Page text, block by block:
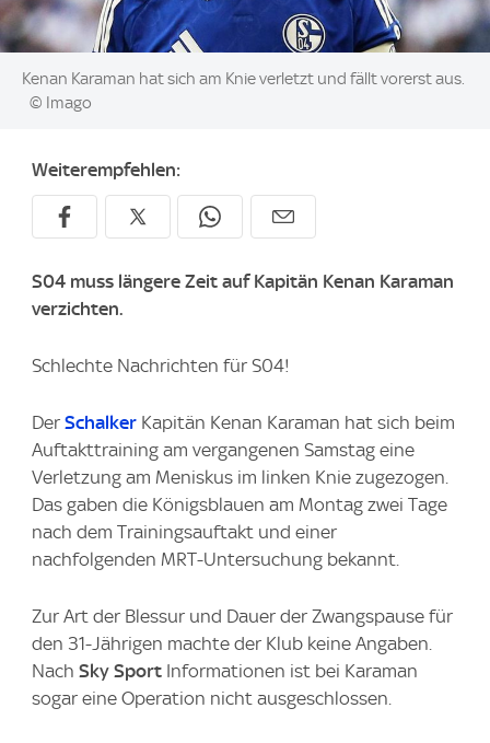
Image:
Kenan Karaman hat sich am Knie verletzt und fällt vorerst aus.
© Imago
Weiterempfehlen:
S04 muss längere Zeit auf Kapitän Kenan Karaman
verzichten.
Schlechte Nachrichten für S04!
Der Schalker Kapitän Kenan Karaman hat sich beim
Auftakttraining am vergangenen Samstag eine
Verletzung am Meniskus im linken Knie zugezogen.
Das gaben die Königsblauen am Montag zwei Tage
nach dem Trainingsauftakt und einer
nachfolgenden MRT-Untersuchung bekannt.
Zur Art der Blessur und Dauer der Zwangspause für
den 31-Jährigen machte der Klub keine Angaben.
Nach Sky Sport Informationen ist bei Karaman
sogar eine Operation nicht ausgeschlossen.